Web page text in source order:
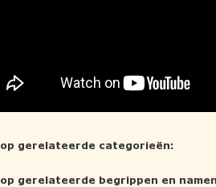
op gerelateerde categorieën:
gerelateerde begrippen en